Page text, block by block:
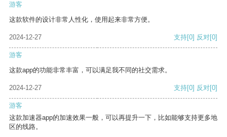
游客
这款软件的设计非常人性化，使用起来非常方便。
2024-12-27 支持[0] 反对[0]
游客
这款app的功能非常丰富，可以满足我不同的社交需求。
2024-12-27 支持[0] 反对[0]
游客
这款加速器app的加速效果一般，可以再提升一下，比如能够支持更多地
区的线路。